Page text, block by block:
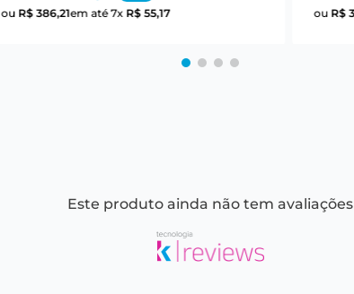
ou R$ 386,21em até7x R$ 55,17
ou R$
Este produto ainda não tem avaliações